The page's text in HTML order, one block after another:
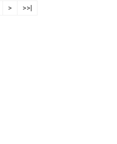
> >>|